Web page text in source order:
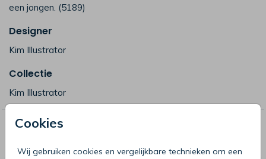
Cookies
Wij gebruiken cookies en vergelijkbare technieken om een
een jongen. (5189)
Designer
Kim Illustrator
Collectie
Kim Illustrator
Deze producten zijn wellicht ook iets
voor je